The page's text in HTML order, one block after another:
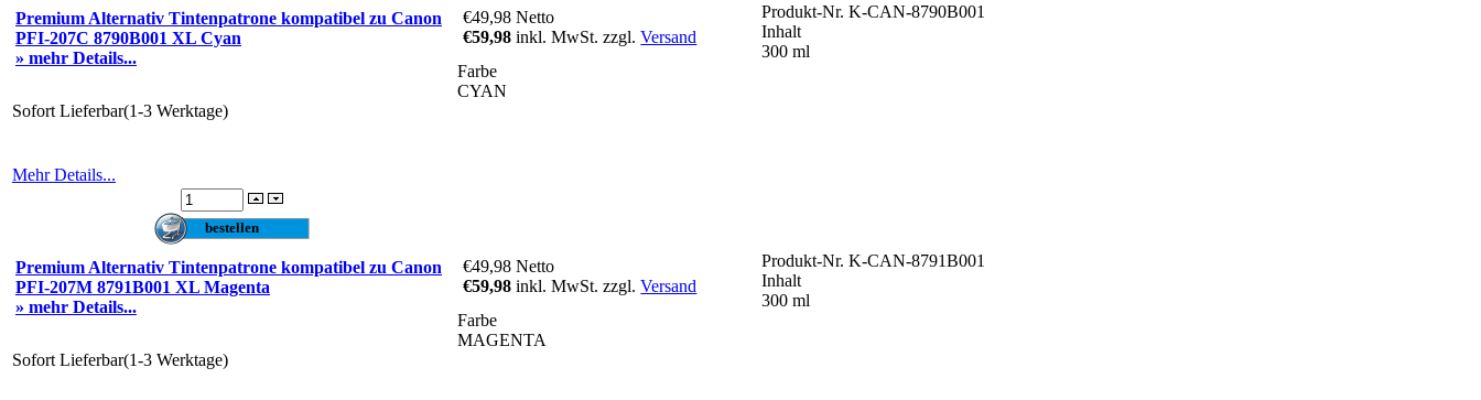
Premium Alternativ Tintenpatrone kompatibel zu Canon
PFI-207C 8790B001 XL Cyan
» mehr Details...
€49,98Netto
€59,98inkl. MwSt. zzgl.Versand
Produkt-Nr. K-CAN-8790B001
Inhalt
300 ml
Farbe
CYAN
Sofort Lieferbar(1-3 Werktage)
Mehr Details...
Premium Alternativ Tintenpatrone kompatibel zu Canon
PFI-207M 8791B001 XL Magenta
» mehr Details...
€49,98Netto
€59,98inkl. MwSt. zzgl.Versand
Produkt-Nr. K-CAN-8791B001
Inhalt
300 ml
Farbe
MAGENTA
Sofort Lieferbar(1-3 Werktage)